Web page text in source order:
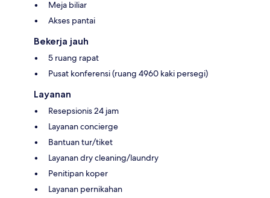
Meja biliar
Akses pantai
Bekerja jauh
5 ruang rapat
Pusat konferensi (ruang 4960 kaki persegi)
Layanan
Resepsionis 24 jam
Layanan concierge
Bantuan tur/tiket
Layanan dry cleaning/laundry
Penitipan koper
Layanan pernikahan